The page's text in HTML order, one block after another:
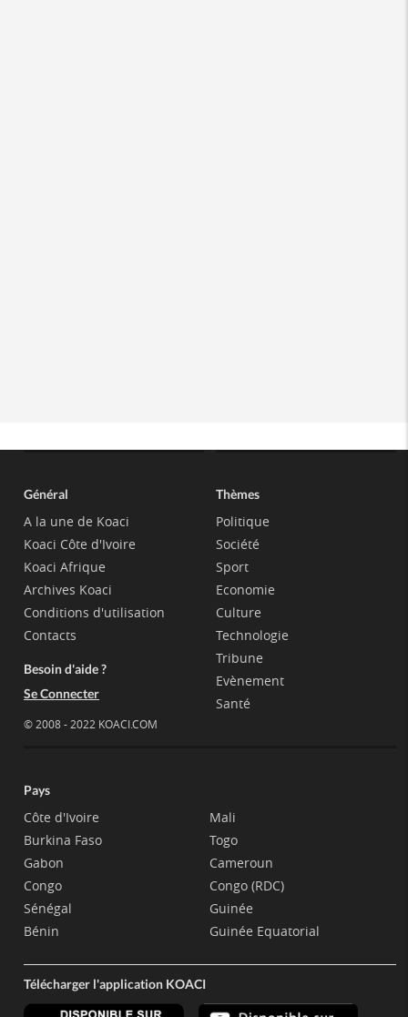
Général
A la une de Koaci
Koaci Côte d'Ivoire
Koaci Afrique
Archives Koaci
Conditions d'utilisation
Contacts
Besoin d'aide ?
Se Connecter
© 2008 - 2022 KOACI.COM
Thèmes
Politique
Société
Sport
Economie
Culture
Technologie
Tribune
Evènement
Santé
Pays
Côte d'Ivoire
Burkina Faso
Gabon
Congo
Sénégal
Bénin
Mali
Togo
Cameroun
Congo (RDC)
Guinée
Guinée Equatorial
Télécharger l'application KOACI